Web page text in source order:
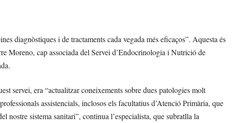
diagnòstiques i de tractaments cada vegada més eficaços”. Aquesta és
Moreno, cap associada del Servei d’Endocrinologia i Nutrició de
servei, era “actualitzar coneixements sobre dues patologies molt
assistencials, inclosos els facultatius d’Atenció Primària, que
sistema sanitari”, continua l’especialista, que subratlla la